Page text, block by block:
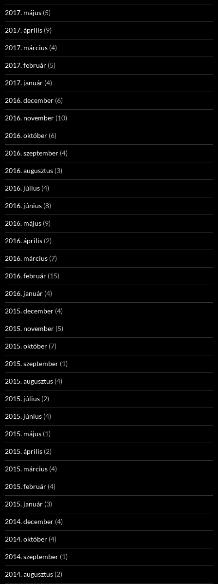
2017. május (5)
2017. április (9)
2017. március (4)
2017. február (5)
2017. január (4)
2016. december (6)
2016. november (10)
2016. október (6)
2016. szeptember (4)
2016. augusztus (3)
2016. július (4)
2016. június (8)
2016. május (9)
2016. április (2)
2016. március (7)
2016. február (15)
2016. január (4)
2015. december (4)
2015. november (5)
2015. október (7)
2015. szeptember (1)
2015. augusztus (4)
2015. július (2)
2015. június (4)
2015. május (1)
2015. április (2)
2015. március (4)
2015. február (4)
2015. január (3)
2014. december (4)
2014. október (4)
2014. szeptember (1)
2014. augusztus (2)